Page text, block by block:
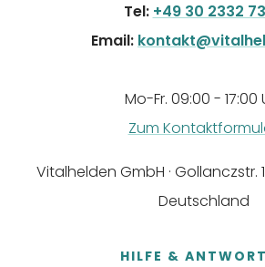
Tel: +49 30 2332
Email:
Mo-Fr. 09:00 - 17:00
Zum
Vitalhelden GmbH · Gollanczstr.
Deutschland
HILFE &